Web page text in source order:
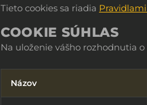
Tieto cookies sa riadia
COOKIE SÚHLAS
Na uloženie vášho rozhodnutia
Názov